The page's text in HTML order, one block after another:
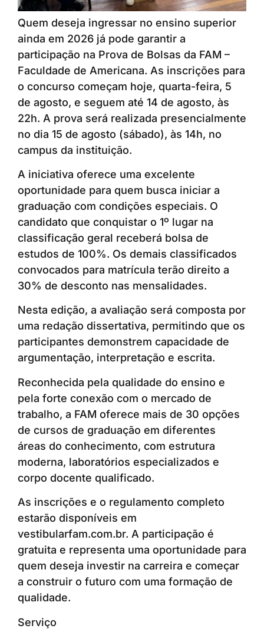
Quem deseja ingressar no ensino superior
ainda em 2026 já pode garantir a
participação na Prova de Bolsas da FAM –
Faculdade de Americana. As inscrições para
o concurso começam hoje, quarta-feira, 5
de agosto, e seguem até 14 de agosto, às
22h. A prova será realizada presencialmente
no dia 15 de agosto (sábado), às 14h, no
campus da instituição.
A iniciativa oferece uma excelente
oportunidade para quem busca iniciar a
graduação com condições especiais. O
candidato que conquistar o 1º lugar na
classificação geral receberá bolsa de
estudos de 100%. Os demais classificados
convocados para matrícula terão direito a
30% de desconto nas mensalidades.
Nesta edição, a avaliação será composta por
uma redação dissertativa, permitindo que os
participantes demonstrem capacidade de
argumentação, interpretação e escrita.
Reconhecida pela qualidade do ensino e
pela forte conexão com o mercado de
trabalho, a FAM oferece mais de 30 opções
de cursos de graduação em diferentes
áreas do conhecimento, com estrutura
moderna, laboratórios especializados e
corpo docente qualificado.
As inscrições e o regulamento completo
estarão disponíveis em
vestibularfam.com.br. A participação é
gratuita e representa uma oportunidade para
quem deseja investir na carreira e começar
a construir o futuro com uma formação de
qualidade.
Serviço